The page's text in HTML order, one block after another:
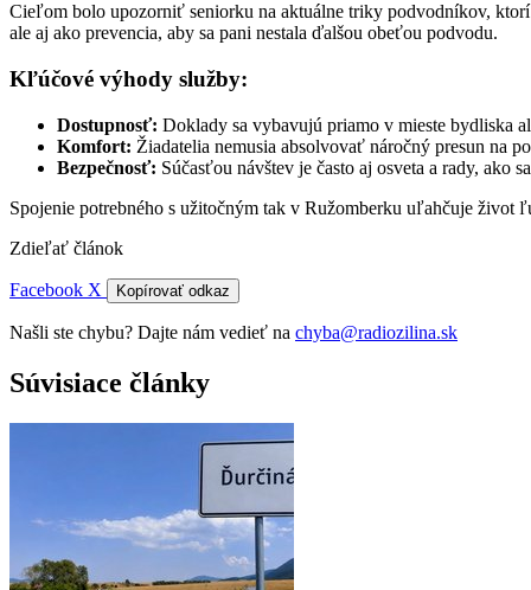
Cieľom bolo upozorniť seniorku na aktuálne triky podvodníkov,
ale aj ako prevencia, aby sa pani nestala ďalšou obeťou podvodu.
Kľúčové výhody služby:
Dostupnosť: Doklady sa vybavujú priamo v mieste bydliska
Komfort: Žiadatelia nemusia absolvovať náročný presun na
Bezpečnosť: Súčasťou návštev je často aj osveta a rady, ako
Spojenie potrebného s užitočným tak v Ružomberku uľahčuje život
Zdieľať článok
Facebook X Kopírovať odkaz
Našli ste chybu? Dajte nám vedieť na chyba@radiozilina.sk
Súvisiace články